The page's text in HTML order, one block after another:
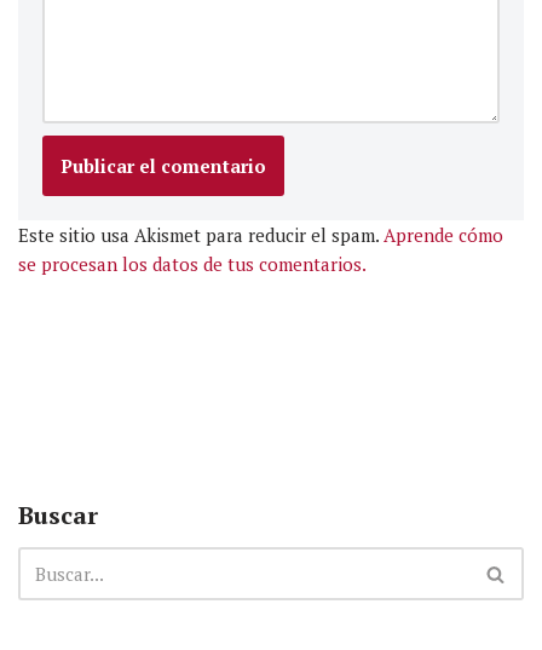
Este sitio usa Akismet para reducir el spam. Aprende cómo
se procesan los datos de tus comentarios.
Buscar